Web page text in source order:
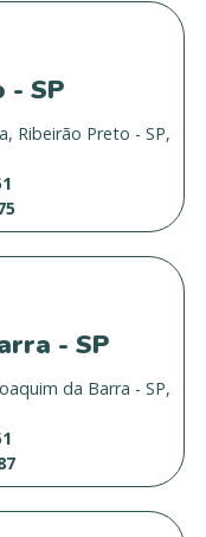
- SP
Ribeirão Preto - SP,
- SP
da Barra - SP,